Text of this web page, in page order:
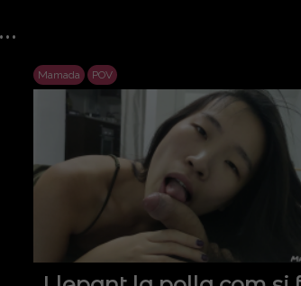
Mamada POV